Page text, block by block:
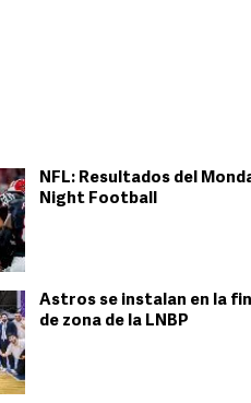
NFL: Resultados del
Night Football
Astros se instalan en la
de zona de la LNBP